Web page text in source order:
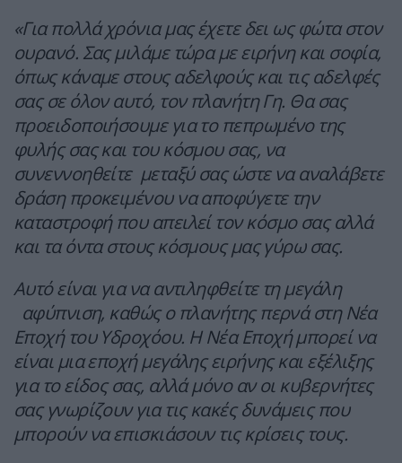
«Για πολλά χρόνια μας έχετε δει ως φώτα στον
ουρανό. Σας μιλάμε τώρα με ειρήνη και σοφία,
όπως κάναμε στους αδελφούς και τις αδελφές
σας σε όλον αυτό, τον πλανήτη Γη. Θα σας
προειδοποιήσουμε για το πεπρωμένο της
φυλής σας και του κόσμου σας, να
συνεννοηθείτε μεταξύ σας ώστε να αναλάβετε
δράση προκειμένου να αποφύγετε την
καταστροφή που απειλεί τον κόσμο σας αλλά
και τα όντα στους κόσμους μας γύρω σας.
Αυτό είναι για να αντιληφθείτε τη μεγάλη
αφύπνιση, καθώς ο πλανήτης περνά στη Νέα
Εποχή του Υδροχόου. Η Νέα Εποχή μπορεί να
είναι μια εποχή μεγάλης ειρήνης και εξέλιξης
για το είδος σας, αλλά μόνο αν οι κυβερνήτες
σας γνωρίζουν για τις κακές δυνάμεις που
μπορούν να επισκιάσουν τις κρίσεις τους.